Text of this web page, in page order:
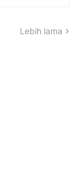
Lebih lama